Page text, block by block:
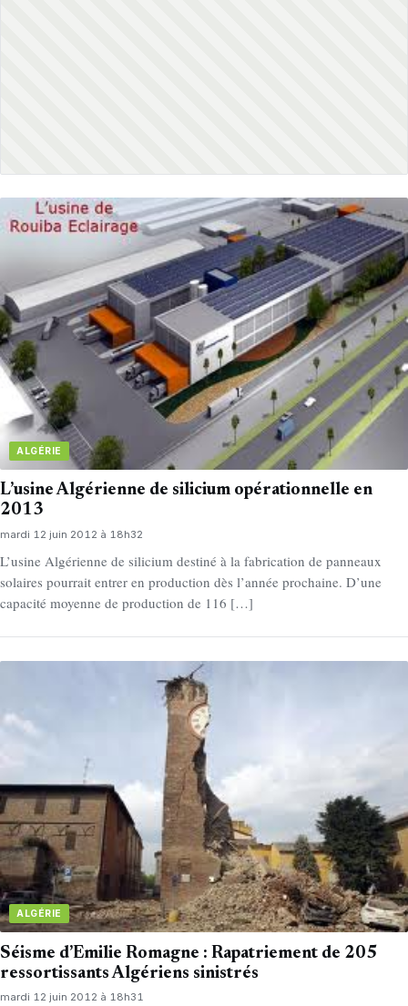
ALGÉRIE
L’usine Algérienne de silicium opérationnelle en
2013
mardi 12 juin 2012 à 18h32
L’usine Algérienne de silicium destiné à la fabrication de panneaux
solaires pourrait entrer en production dès l’année prochaine. D’une
capacité moyenne de production de 116 […]
ALGÉRIE
Séisme d’Emilie Romagne : Rapatriement de 205
ressortissants Algériens sinistrés
mardi 12 juin 2012 à 18h31